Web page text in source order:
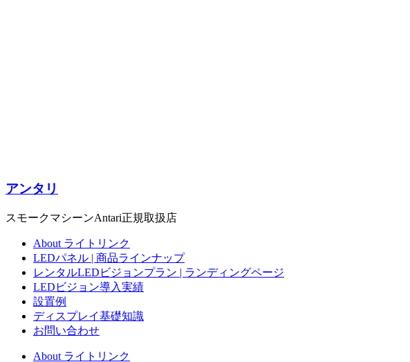
アンタリ
スモークマシーンAntari正規取扱店
About ライトリンク
LEDパネル | 商品ラインナップ
レンタルLEDビジョンプラン | ランディングページ
LEDビジョン導入実績
設置例
ディスプレイ基礎知識
お問い合わせ
About ライトリンク